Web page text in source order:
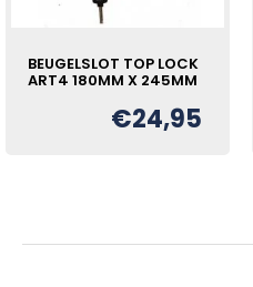
BEUGELSLOT TOP LOCK
ART4 180MM X 245MM
€24,95